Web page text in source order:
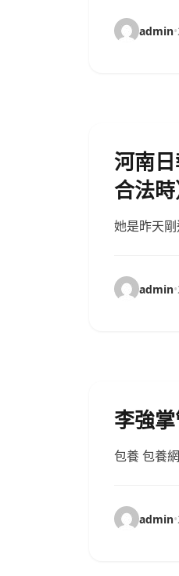
admin•
河南
合法時
她是昨天
admin•
李強
包養 包養
admin•